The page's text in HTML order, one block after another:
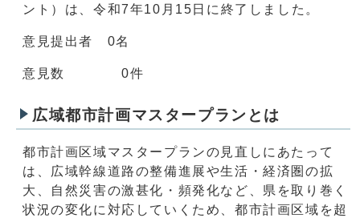
ント）は、令和7年10月15日に終了しました。
意見提出者 0名
意見数 0件
広域都市計画マスタープランとは
都市計画区域マスタープランの見直しにあたって
は、広域幹線道路の整備進展や生活・経済圏の拡
大、自然災害の激甚化・頻発化など、県を取り巻く
状況の変化に対応していくため、都市計画区域を超